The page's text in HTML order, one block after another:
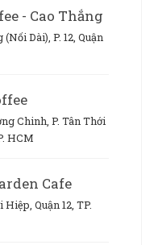
- Cao Thắng
Dài), P. 12, Quận
Chinh, P. Tân Thới
HCM
Cafe
Quận 12, TP.